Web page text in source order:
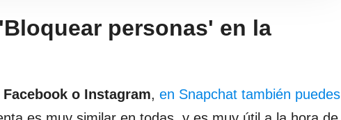
personas' en la
o Instagram, en Snapchat también puedes